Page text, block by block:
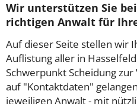
Wir unterstützen Sie
richtigen Anwalt für
Auf dieser Seite stellen wir
Auflistung aller in
Schwerpunkt Scheidung
auf "Kontaktdaten"
jeweiligen Anwalt - mit